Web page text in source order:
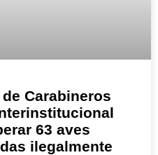
Carabineros
63 aves
ilegalmente